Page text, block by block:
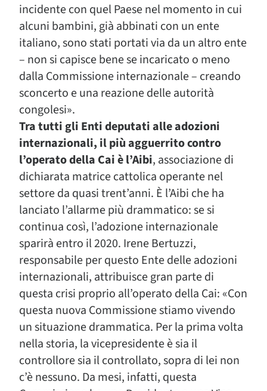
incidente con quel Paese nel momento in cui
alcuni bambini, già abbinati con un ente
italiano, sono stati portati via da un altro ente
– non si capisce bene se incaricato o meno
dalla Commissione internazionale – creando
sconcerto e una reazione delle autorità
congolesi».
Tra tutti gli Enti deputati alle adozioni
internazionali, il più agguerrito contro
l’operato della Cai è l’Aibi, associazione di
dichiarata matrice cattolica operante nel
settore da quasi trent’anni. È l’Aibi che ha
lanciato l’allarme più drammatico: se si
continua così, l’adozione internazionale
sparirà entro il 2020. Irene Bertuzzi,
responsabile per questo Ente delle adozioni
internazionali, attribuisce gran parte di
questa crisi proprio all’operato della Cai: «Con
questa nuova Commissione stiamo vivendo
un situazione drammatica. Per la prima volta
nella storia, la vicepresidente è sia il
controllore sia il controllato, sopra di lei non
c’è nessuno. Da mesi, infatti, questa